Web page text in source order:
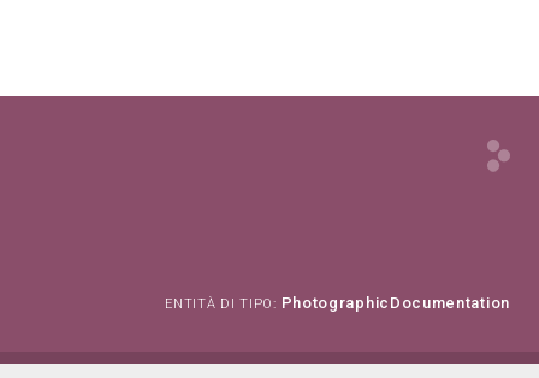
ENTITÀ DI TIPO: PhotographicDocumentation